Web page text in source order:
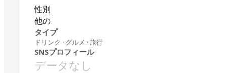
性別
他の
タイプ
ドリンク · グルメ · 旅行
SNSプロフィール
データなし